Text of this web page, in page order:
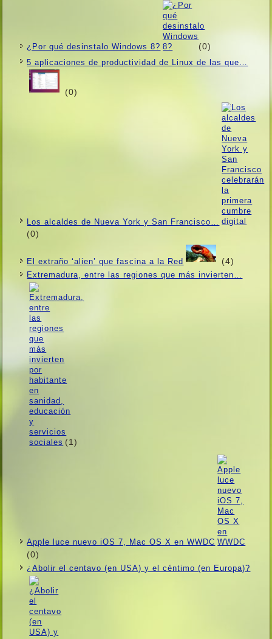
¿Por qué desinstalo Windows 8? (0)
5 aplicaciones de productividad de Linux de las que…
(0)
Los alcaldes de Nueva York y San Francisco…
(0)
El extraño ‘alien’ que fascina a la Red (4)
Extremadura, entre las regiones que más invierten…
(1)
Apple luce nuevo iOS 7, Mac OS X en WWDC
(0)
¿Abolir el centavo (en USA) y el céntimo (en Europa)?